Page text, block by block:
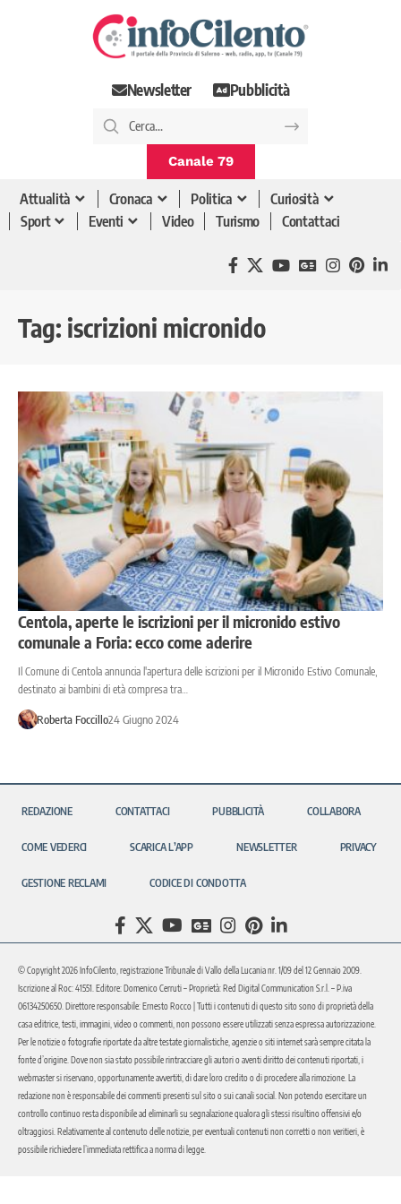
Newsletter Pubblicità
Canale 79
Attualità Cronaca Politica
Curiosità
Sport
Eventi Video Turismo Contattaci
Tag: iscrizioni micronido
Centola, aperte le iscrizioni per il micronido estivo
comunale a Foria: ecco come aderire
Il Comune di Centola annuncia l'apertura delle iscrizioni per il Micronido Estivo Comunale,
destinato ai bambini di età compresa tra…
Roberta Foccillo24 Giugno 2024
REDAZIONE CONTATTACI PUBBLICITÀ COLLABORA
COME VEDERCI SCARICA L’APP NEWSLETTER PRIVACY
GESTIONE RECLAMI CODICE DI CONDOTTA
© Copyright 2026 InfoCilento, registrazione Tribunale di Vallo della Lucania nr. 1/09 del 12 Gennaio 2009.
Iscrizione al Roc: 41551. Editore: Domenico Cerruti – Proprietà: Red Digital Communication S.r.l. – P.iva
06134250650. Direttore responsabile: Ernesto Rocco | Tutti i contenuti di questo sito sono di proprietà della
casa editrice, testi, immagini, video o commenti, non possono essere utilizzati senza espressa autorizzazione.
Per le notizie o fotografie riportate da altre testate giornalistiche, agenzie o siti internet sarà sempre citata la
fonte d’origine. Dove non sia stato possibile rintracciare gli autori o aventi diritto dei contenuti riportati, i
webmaster si riservano, opportunamente avvertiti, di dare loro credito o di procedere alla rimozione. La
redazione non è responsabile dei commenti presenti sul sito o sui canali social. Non potendo esercitare un
controllo continuo resta disponibile ad eliminarli su segnalazione qualora gli stessi risultino offensivi e/o
oltraggiosi. Relativamente al contenuto delle notizie, per eventuali contenuti non corretti o non veritieri, è
possibile richiedere l’immediata rettifica a norma di legge.